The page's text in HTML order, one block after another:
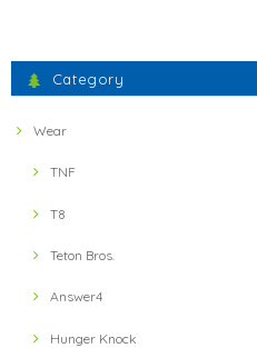
Category
Wear
TNF
T8
Teton Bros.
Answer4
Hunger Knock